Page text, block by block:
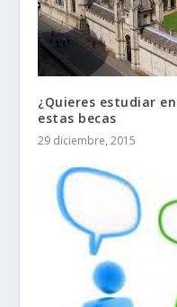
¿Quieres estudiar
estas becas
29 diciembre, 2015